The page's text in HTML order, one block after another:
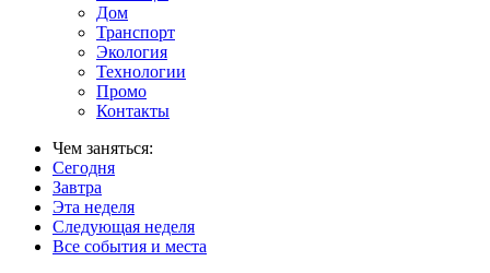
Дом
Транспорт
Экология
Технологии
Промо
Контакты
Чем заняться:
Сегодня
Завтра
Эта неделя
Следующая неделя
Все события и места